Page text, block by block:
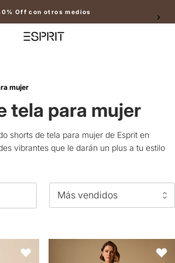
Off con otros medios
mujer
tela para mujer
shorts de tela para mujer de Esprit en
vibrantes que le darán un plus a tu estilo
para mujer - Azul
Favoritos
Short Azul con Bordados